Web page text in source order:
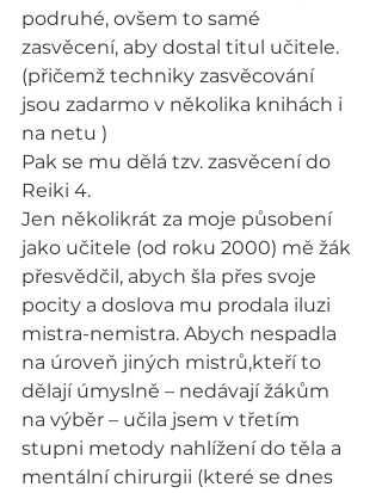
podruhé, ovšem to samé
zasvěcení, aby dostal titul učitele.
(přičemž techniky zasvěcování
jsou zadarmo v několika knihách i
na netu )
Pak se mu dělá tzv. zasvěcení do
Reiki 4.
Jen několikrát za moje působení
jako učitele (od roku 2000) mě žák
přesvědčil, abych šla přes svoje
pocity a doslova mu prodala iluzi
mistra-nemistra. Abych nespadla
na úroveň jiných mistrů,kteří to
dělají úmyslně – nedávají žákům
na výběr – učila jsem v třetím
stupni metody nahlížení do těla a
mentální chirurgii (které se dnes